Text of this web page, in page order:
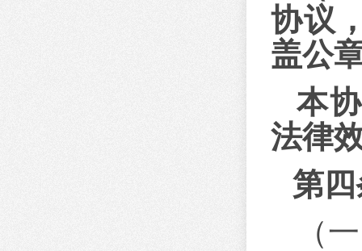
协议
盖公
本
法律
第
（